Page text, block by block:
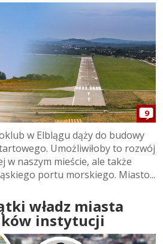
9
w Elblągu dąży do budowy
Umożliwiłoby to rozwój
naszym mieście, ale także
portu morskiego. Miasto...
władz miasta
instytucji